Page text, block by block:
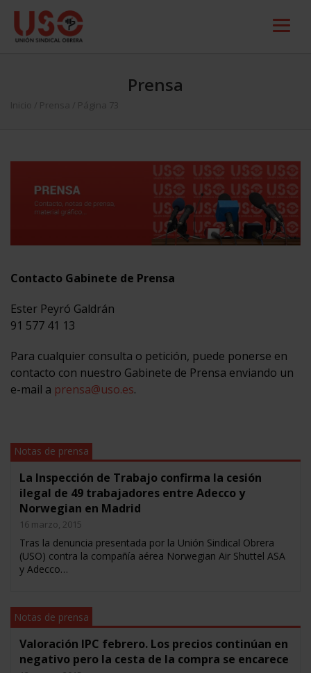
Prensa
Inicio Prensa / Página 73
Contacto Gabinete de Prensa
Ester Peyró Galdrán
91 577 41 13
Para cualquier consulta o petición, puede ponerse en
contacto con nuestro Gabinete de Prensa enviando un
e-mail a prensa@uso.es.
Notas de prensa
La Inspección de Trabajo confirma la cesión
ilegal de 49 trabajadores entre Adecco y
Norwegian en Madrid
16 marzo, 2015
Tras la denuncia presentada por la Unión Sindical Obrera
(USO) contra la compañía aérea Norwegian Air Shuttel ASA
y Adecco…
Notas de prensa
Valoración IPC febrero. Los precios continúan en
negativo pero la cesta de la compra se encarece